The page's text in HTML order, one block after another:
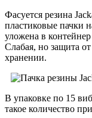
Фасуется резина
пластиковые пачки
уложена в
Слабая, но защита
хранении.
В упаковке по 15
такое количество